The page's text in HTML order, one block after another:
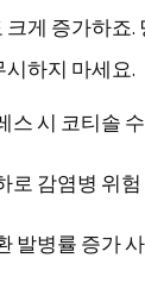
게 증가하죠.
하지 마세요.
스 시 코티솔
로 감염병 위험
발병률 증가